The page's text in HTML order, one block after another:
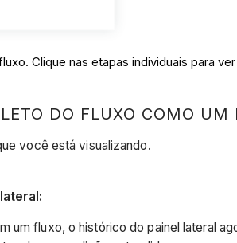
Clique nas etapas individuais para
DO FLUXO COMO UM
você está visualizando.
um fluxo, o histórico do painel lateral